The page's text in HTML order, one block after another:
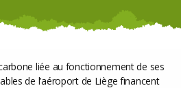
liée au fonctionnement de ses
de l’aéroport de Liège financent